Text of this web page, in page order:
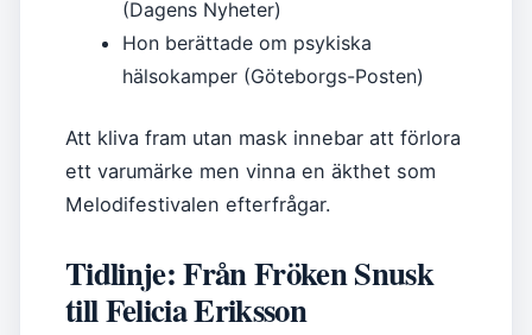
(Dagens Nyheter)
Hon berättade om psykiska
hälsokamper (Göteborgs-Posten)
Att kliva fram utan mask innebar att förlora
ett varumärke men vinna en äkthet som
Melodifestivalen efterfrågar.
Tidlinje: Från Fröken Snusk
till Felicia Eriksson